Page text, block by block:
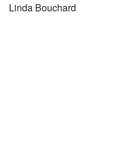
Linda Bouchard